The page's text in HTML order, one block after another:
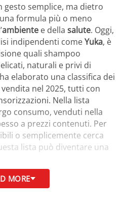
gesto semplice, ma dietro
formula più o meno
ambiente e della salute. Oggi,
indipendenti comeYuka, è
quali shampoo
naturali e privi di
elaborato una classifica dei
nel 2025, tutti con
Nella lista
consumo, venduti nella
a prezzi contenuti. Per
o semplicemente cerca
lista può diventare una
sicuro uno
MORE